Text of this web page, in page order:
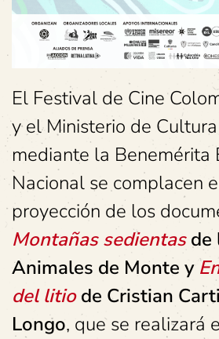
El Festival de Cine
y el Ministerio de
mediante la Benemérita
Nacional se complacen
proyección de los
Montañas sedientasde
Animales de Monte y
del litiode Cristian
Longo, que se realizará